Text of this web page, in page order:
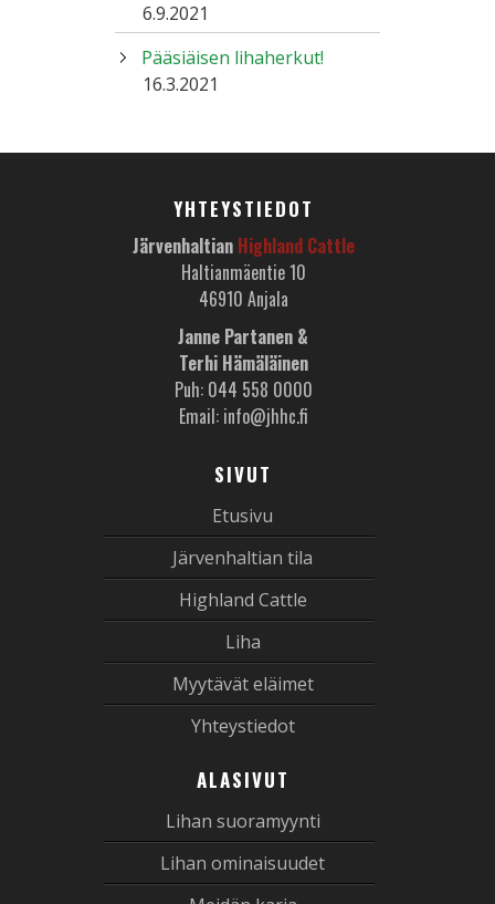
6.9.2021
Pääsiäisen lihaherkut!
16.3.2021
YHTEYSTIEDOT
Järvenhaltian Highland Cattle
Haltianmäentie 10
46910 Anjala
Janne Partanen &
Terhi Hämäläinen
Puh: 044 558 0000
Email: info@jhhc.fi
SIVUT
Etusivu
Järvenhaltian tila
Highland Cattle
Liha
Myytävät eläimet
Yhteystiedot
ALASIVUT
Lihan suoramyynti
Lihan ominaisuudet